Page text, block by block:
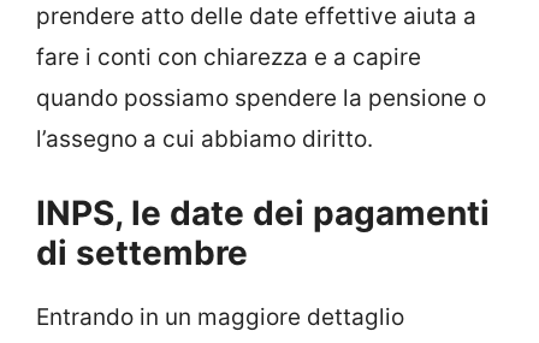
prendere atto delle date effettive aiuta a
fare i conti con chiarezza e a capire
quando possiamo spendere la pensione o
l’assegno a cui abbiamo diritto.
INPS, le date dei pagamenti
di settembre
Entrando in un maggiore dettaglio